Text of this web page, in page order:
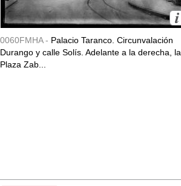
0060FMHA - Palacio Taranco. Circunvalación
Durango y calle Solís. Adelante a la derecha, la
Plaza Zab...